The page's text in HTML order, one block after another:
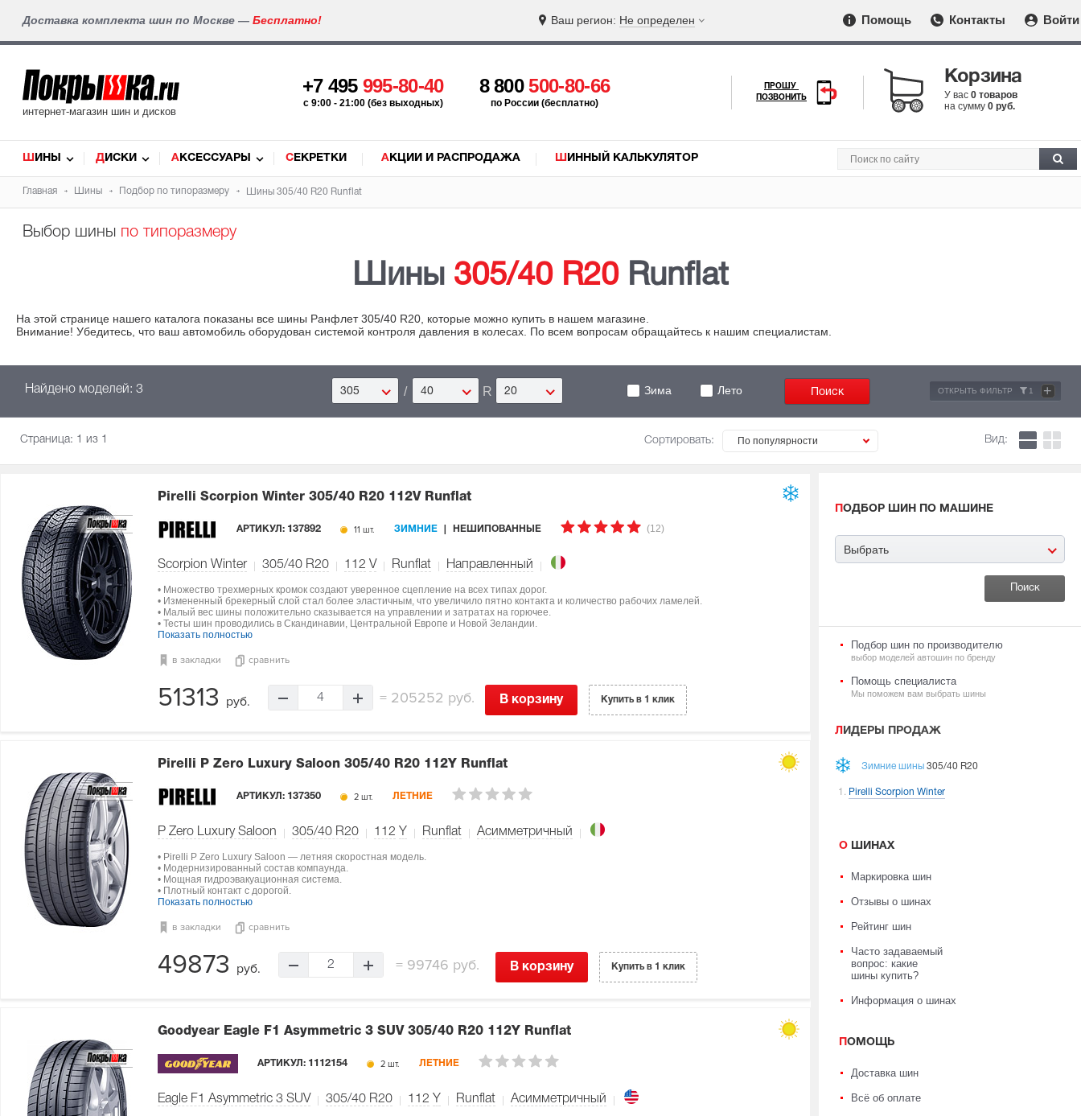
Доставка комплекта шин по Москве — Бесплатно! Ваш регион: Не определен Помощь Контакты Войти
интернет-магазин шин и дисков
+7 495 995-80-40
c 9:00 - 21:00 (без выходных)
8 800500-80-66
по России (бесплатно)
ПРОШУ
ПОЗВОНИТЬ
Корзина
У вас 0 товаров
на сумму 0 руб.
ШИНЫ ДИСКИ АКСЕССУАРЫ СЕКРЕТКИ АКЦИИ И РАСПРОДАЖА ШИННЫЙ КАЛЬКУЛЯТОР
Главная Шины Подбор по типоразмеру Шины 305/40 R20 Runflat
Выбор шины по типоразмеру
Шины 305/40 R20Runflat
На этой странице нашего каталога показаны все шины Ранфлет 305/40 R20, которые можно купить в нашем магазине.
Внимание! Убедитесь, что ваш автомобиль оборудован системой контроля давления в колесах. По всем вопросам обращайтесь к нашим специалистам.
Найдено моделей: 3 305 / 40 R 20 Зима Лето ОТКРЫТЬ ФИЛЬТР 1 +
Страница: 1 из 1 Сортировать: По популярности Вид:
Pirelli Scorpion Winter 305/40 R20 112V Runflat
АРТИКУЛ: 137892 11 шт. ЗИМНИЕ НЕШИПОВАННЫЕ (12)
Scorpion Winter 305/40 R20 112 V Runflat Направленный
• Множество трехмерных кромок создают уверенное сцепление на всех типах дорог.
• Измененный брекерный слой стал более эластичным, что увеличило пятно контакта и количество рабочих ламелей.
• Малый вес шины положительно сказывается на управлении и затратах на горючее.
• Тесты шин проводились в Скандинавии, Центральной Европе и Новой Зеландии.
Показать полностью
в закладки сравнить
51313 руб. 4 =205252 руб. В корзину Купить в 1 клик
Pirelli P Zero Luxury Saloon 305/40 R20 112Y Runflat
АРТИКУЛ: 137350 2 шт. ЛЕТНИЕ
P Zero Luxury Saloon 305/40 R20 112 Y Runflat Асимметричный
• Pirelli P Zero Luxury Saloon — летняя скоростная модель.
• Модернизированный состав компаунда.
• Мощная гидроэвакуационная система.
• Плотный контакт с дорогой.
Показать полностью
в закладки сравнить
49873 руб. 2 =99746 руб. В корзину Купить в 1 клик
Goodyear Eagle F1 Asymmetric 3 SUV 305/40 R20 112Y Runflat
АРТИКУЛ: 1112154 2 шт. ЛЕТНИЕ
Eagle F1 Asymmetric 3 SUV 305/40 R20 112 Y Runflat Асимметричный
ПОДБОР ШИН ПО МАШИНЕ
Выбрать
Подбор шин по производителю
выбор моделей автошин по бренду
Помощь специалиста
Мы поможем вам выбрать шины
ЛИДЕРЫ ПРОДАЖ
Зимние шины 305/40 R20
Pirelli Scorpion Winter
О ШИНАХ
Маркировка шин
Отзывы о шинах
Рейтинг шин
Часто задаваемый
вопрос: какие
шины купить?
Информация о шинах
ПОМОЩЬ
Доставка шин
Всё об оплате